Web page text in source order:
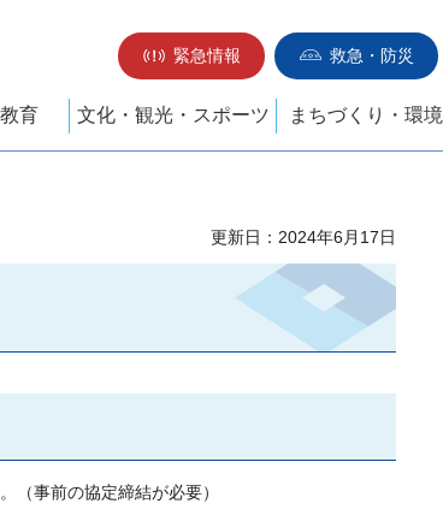
緊急情報
救急・防災
育 文化・観光・スポーツ まちづくり・環境
更新日：2024年6月17日
（事前の協定締結が必要）